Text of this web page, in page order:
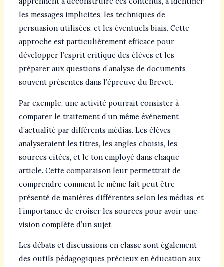
les messages implicites, les techniques de
persuasion utilisées, et les éventuels biais. Cette
approche est particulièrement efficace pour
développer l’esprit critique des élèves et les
préparer aux questions d’analyse de documents
souvent présentes dans l’épreuve du Brevet.
Par exemple, une activité pourrait consister à
comparer le traitement d’un même événement
d’actualité par différents médias. Les élèves
analyseraient les titres, les angles choisis, les
sources citées, et le ton employé dans chaque
article. Cette comparaison leur permettrait de
comprendre comment le même fait peut être
présenté de manières différentes selon les médias, et
l’importance de croiser les sources pour avoir une
vision complète d’un sujet.
Les débats et discussions en classe sont également
des outils pédagogiques précieux en éducation aux